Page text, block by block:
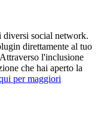
social network.
direttamente al tuo
l'inclusione
che hai aperto la
per maggiori